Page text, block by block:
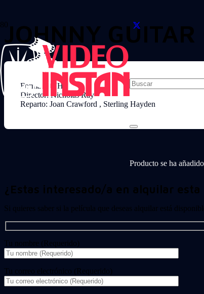
Producto se ha
JOHNNY
Formato: VHS
Director: Nicholas Ray
Reparto: Joan Crawford , Sterling Hayden
¿Estas interesado/a en alquilar esta
Si quieres saber si la película que deseas alquilar está
Tu nombre (Requerido)
Tu correo electrónico (Requerido)